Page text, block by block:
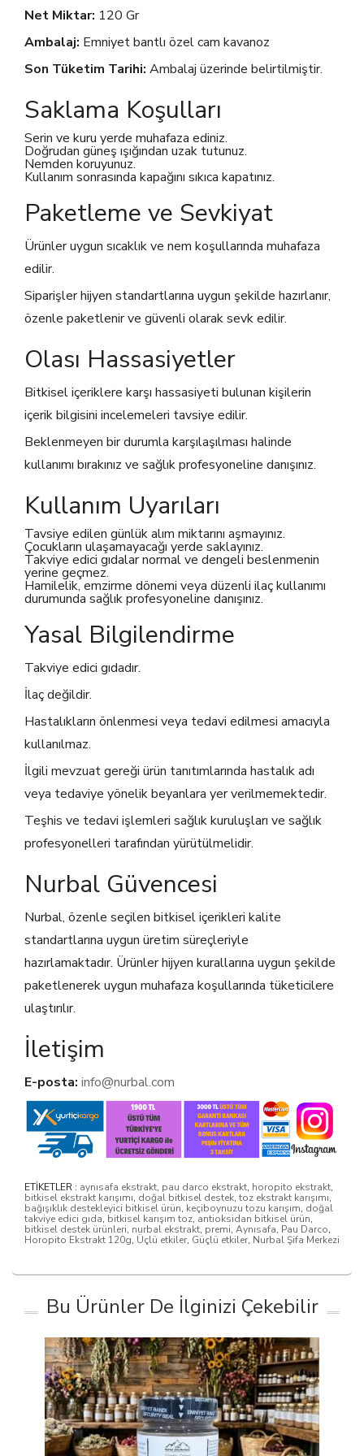
Net Miktar: 120 Gr
Ambalaj: Emniyet bantlı özel cam kavanoz
Son Tüketim Tarihi: Ambalaj üzerinde belirtilmiştir.
Saklama Koşulları
Serin ve kuru yerde muhafaza ediniz.
Doğrudan güneş ışığından uzak tutunuz.
Nemden koruyunuz.
Kullanım sonrasında kapağını sıkıca kapatınız.
Paketleme ve Sevkiyat
Ürünler uygun sıcaklık ve nem koşullarında muhafaza
edilir.
Siparişler hijyen standartlarına uygun şekilde hazırlanır,
özenle paketlenir ve güvenli olarak sevk edilir.
Olası Hassasiyetler
Bitkisel içeriklere karşı hassasiyeti bulunan kişilerin
içerik bilgisini incelemeleri tavsiye edilir.
Beklenmeyen bir durumla karşılaşılması halinde
kullanımı bırakınız ve sağlık profesyoneline danışınız.
Kullanım Uyarıları
Tavsiye edilen günlük alım miktarını aşmayınız.
Çocukların ulaşamayacağı yerde saklayınız.
Takviye edici gıdalar normal ve dengeli beslenmenin
yerine geçmez.
Hamilelik, emzirme dönemi veya düzenli ilaç kullanımı
durumunda sağlık profesyoneline danışınız.
Yasal Bilgilendirme
Takviye edici gıdadır.
İlaç değildir.
Hastalıkların önlenmesi veya tedavi edilmesi amacıyla
kullanılmaz.
İlgili mevzuat gereği ürün tanıtımlarında hastalık adı
veya tedaviye yönelik beyanlara yer verilmemektedir.
Teşhis ve tedavi işlemleri sağlık kuruluşları ve sağlık
profesyonelleri tarafından yürütülmelidir.
Nurbal Güvencesi
Nurbal, özenle seçilen bitkisel içerikleri kalite
standartlarına uygun üretim süreçleriyle
hazırlamaktadır. Ürünler hijyen kurallarına uygun şekilde
paketlenerek uygun muhafaza koşullarında tüketicilere
ulaştırılır.
İletişim
E-posta: info@nurbal.com
ETİKETLER : aynısafa ekstrakt, pau darco ekstrakt, horopito ekstrakt,
bitkisel ekstrakt karışımı, doğal bitkisel destek, toz ekstrakt karışımı,
bağışıklık destekleyici bitkisel ürün, keçiboynuzu tozu karışım, doğal
takviye edici gıda, bitkisel karışım toz, antioksidan bitkisel ürün,
bitkisel destek ürünleri, nurbal ekstrakt, premi, Aynısafa, Pau Darco,
Horopito Ekstrakt 120g, Üçlü etkiler, Güçlü etkiler, Nurbal Şifa Merkezi
Bu Ürünler De İlginizi Çekebilir